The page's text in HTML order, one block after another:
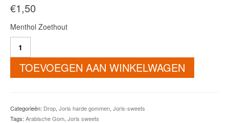
€1,50
Menthol Zoethout
Canto
aantal
TOEVOEGEN AAN WINKELWAGEN
Categorieën: Drop, Joris harde gommen, Joris-sweets
Tags: Arabische Gom, Joris sweets